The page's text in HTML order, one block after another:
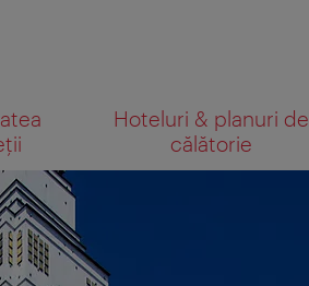
Hoteluri & planuri de
călătorie
pe hartă